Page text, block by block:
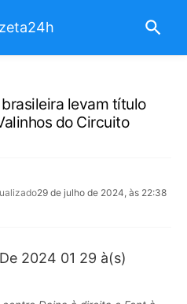
levam título
do Circuito
29 de julho de 2024, às 22:38